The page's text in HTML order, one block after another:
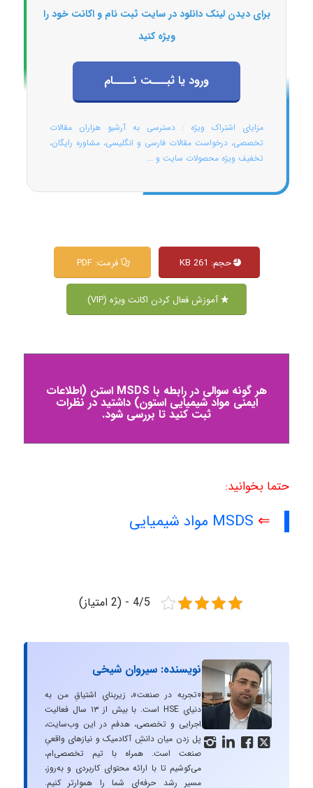
برای دیدن لینک دانلود در سایت ثبت نام و اکانت خود را
ویژه کنید
ورود یا ثبـــت نــــام
مزایای اشتراک ویژه : دسترسی به آرشیو هزاران مقالات
تخصصی، درخواست مقالات فارسی و انگلیسی، مشاوره رایگان،
تخفیف ویژه محصولات سایت و ...
حجم: 261 KB فرمت: PDF
آموزش فعال کردن اکانت ویژه (VIP)
هر گونه سوالی در رابطه با MSDS استن (اطلاعات
ایمنی مواد شیمیایی استون) داشتید در نظرات
ثبت کنید تا بررسی شود.
حتما بخوانید:
⇐ MSDS مواد شیمیایی
4/5 - (2 امتیاز)
   
نویسنده: سیروان شیخی
«تجربه در صنعت»، زیربنایِ اشتیاقِ من به
دنیایِ HSE است. با بیش از ۱۳ سال فعالیت
اجرایی و تخصصی، هدفم در این وب‌سایت،
پل زدن میان دانشِ آکادمیک و نیازهای واقعیِ
صنعت است. همراه با تیم تخصصی‌ام،
می‌کوشیم تا با ارائه محتوای کاربردی و به‌روز،
مسیرِ رشد حرفه‌ای شما را هموارتر کنیم.